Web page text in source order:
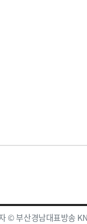
© 부산경남대표방송